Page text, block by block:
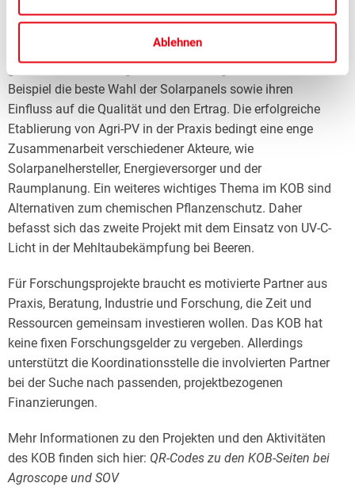
Ablehnen
Agrophotovoltaik in Beeren.
Das Interesse am Thema Agri-Photovoltaik (Agri-PV) ist
Beispiel die beste Wahl der Solarpanels sowie ihren
Einfluss auf die Qualität und den Ertrag. Die erfolgreiche
Etablierung von Agri-PV in der Praxis bedingt eine enge
Zusammenarbeit verschiedener Akteure, wie
Solarpanelhersteller, Energieversorger und der
Raumplanung. Ein weiteres wichtiges Thema im KOB sind
Alternativen zum chemischen Pflanzenschutz. Daher
befasst sich das zweite Projekt mit dem Einsatz von UV-C-
Licht in der Mehltaubekämpfung bei Beeren.
Für Forschungsprojekte braucht es motivierte Partner aus
Praxis, Beratung, Industrie und Forschung, die Zeit und
Ressourcen gemeinsam investieren wollen. Das KOB hat
keine fixen Forschungsgelder zu vergeben. Allerdings
unterstützt die Koordinationsstelle die involvierten Partner
bei der Suche nach passenden, projektbezogenen
Finanzierungen.
Mehr Informationen zu den Projekten und den Aktivitäten
des KOB finden sich hier: QR-Codes zu den KOB-Seiten bei
Agroscope und SOV